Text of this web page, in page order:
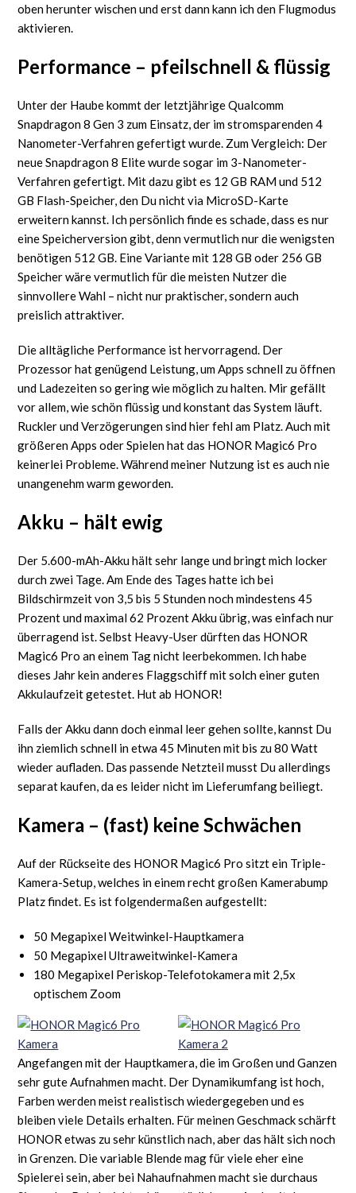
oben herunter wischen und erst dann kann ich den Flugmodus
aktivieren.
Performance – pfeilschnell & flüssig
Unter der Haube kommt der letztjährige Qualcomm
Snapdragon 8 Gen 3 zum Einsatz, der im stromsparenden 4
Nanometer-Verfahren gefertigt wurde. Zum Vergleich: Der
neue Snapdragon 8 Elite wurde sogar im 3-Nanometer-
Verfahren gefertigt. Mit dazu gibt es 12 GB RAM und 512
GB Flash-Speicher, den Du nicht via MicroSD-Karte
erweitern kannst. Ich persönlich finde es schade, dass es nur
eine Speicherversion gibt, denn vermutlich nur die wenigsten
benötigen 512 GB. Eine Variante mit 128 GB oder 256 GB
Speicher wäre vermutlich für die meisten Nutzer die
sinnvollere Wahl – nicht nur praktischer, sondern auch
preislich attraktiver.
Die alltägliche Performance ist hervorragend. Der
Prozessor hat genügend Leistung, um Apps schnell zu öffnen
und Ladezeiten so gering wie möglich zu halten. Mir gefällt
vor allem, wie schön flüssig und konstant das System läuft.
Ruckler und Verzögerungen sind hier fehl am Platz. Auch mit
größeren Apps oder Spielen hat das HONOR Magic6 Pro
keinerlei Probleme. Während meiner Nutzung ist es auch nie
unangenehm warm geworden.
Akku – hält ewig
Der 5.600-mAh-Akku hält sehr lange und bringt mich locker
durch zwei Tage. Am Ende des Tages hatte ich bei
Bildschirmzeit von 3,5 bis 5 Stunden noch mindestens 45
Prozent und maximal 62 Prozent Akku übrig, was einfach nur
überragend ist. Selbst Heavy-User dürften das HONOR
Magic6 Pro an einem Tag nicht leerbekommen. Ich habe
dieses Jahr kein anderes Flaggschiff mit solch einer guten
Akkulaufzeit getestet. Hut ab HONOR!
Falls der Akku dann doch einmal leer gehen sollte, kannst Du
ihn ziemlich schnell in etwa 45 Minuten mit bis zu 80 Watt
wieder aufladen. Das passende Netzteil musst Du allerdings
separat kaufen, da es leider nicht im Lieferumfang beiliegt.
Kamera – (fast) keine Schwächen
Auf der Rückseite des HONOR Magic6 Pro sitzt ein Triple-
Kamera-Setup, welches in einem recht großen Kamerabump
Platz findet. Es ist folgendermaßen aufgestellt:
50 Megapixel Weitwinkel-Hauptkamera
50 Megapixel Ultraweitwinkel-Kamera
180 Megapixel Periskop-Telefotokamera mit 2,5x
optischem Zoom
Angefangen mit der Hauptkamera, die im Großen und Ganzen
sehr gute Aufnahmen macht. Der Dynamikumfang ist hoch,
Farben werden meist realistisch wiedergegeben und es
bleiben viele Details erhalten. Für meinen Geschmack schärft
HONOR etwas zu sehr künstlich nach, aber das hält sich noch
in Grenzen. Die variable Blende mag für viele eher eine
Spielerei sein, aber bei Nahaufnahmen macht sie durchaus